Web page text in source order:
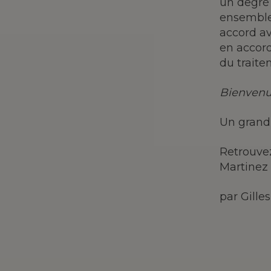
accord
en
du
Un
Martinez
par